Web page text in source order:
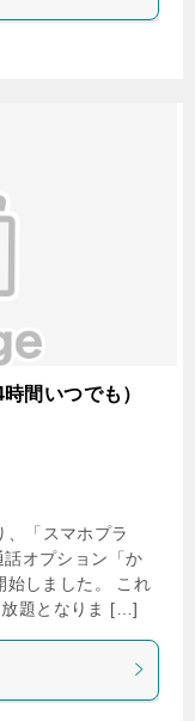
間いつでも）
「スマホプラ
オプション「か
始しました。 これ
放題となりま […]